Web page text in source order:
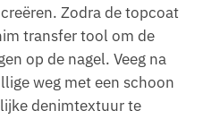
Zodra de topcoat
transfer tool om de
op de nagel. Veeg na
weg met een schoon
denimtextuur te